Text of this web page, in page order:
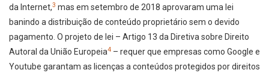
da Internet,3 mas em setembro de 2018 aprovaram uma lei
banindo a distribuição de conteúdo proprietário sem o devido
pagamento. O projeto de lei – Artigo 13 da Diretiva sobre Direito
Autoral da União Europeia4 – requer que empresas como Google e
Youtube garantam as licenças a conteúdos protegidos por direitos